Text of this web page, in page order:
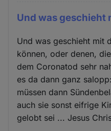
Und was geschieht
Und was geschieht mit
können, oder denen,
dem Coronatod sehr
es da dann ganz
müssen dann
auch sie sonst eifrige
gelobt sei ... Jesus